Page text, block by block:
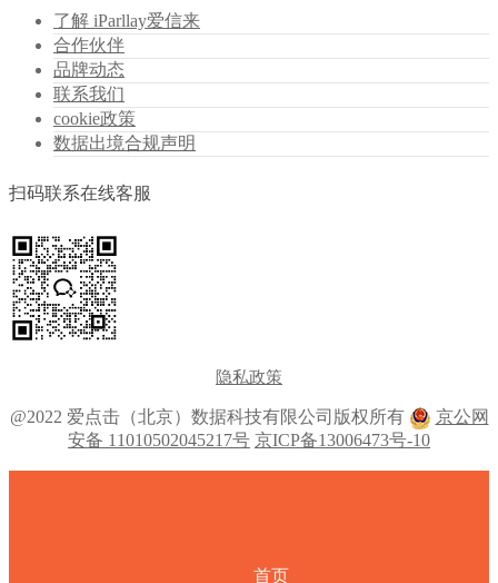
了解 iParllay爱信来
合作伙伴
品牌动态
联系我们
cookie政策
数据出境合规声明
扫码联系在线客服
隐私政策
@2022 爱点击（北京）数据科技有限公司版权所有
京公网
安备 11010502045217号 京ICP备13006473号-10
首页